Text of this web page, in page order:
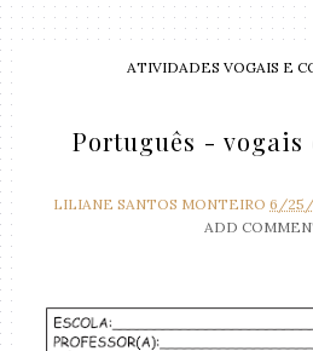
ATIVIDADES VOGAIS E
Português - vogais
LILIANE SANTOS MONTEIRO 6/25/
ADD